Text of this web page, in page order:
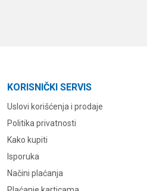
KORISNIČKI SERVIS
Uslovi korišćenja i prodaje
Politika privatnosti
Kako kupiti
Isporuka
Načini plaćanja